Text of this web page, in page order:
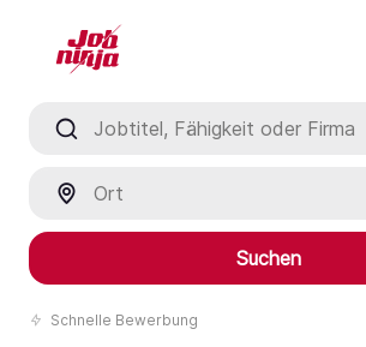
Suchen
Schnelle Bewerbung